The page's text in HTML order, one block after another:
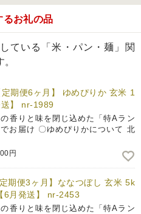
るお礼の品
ている「米・パン・麺」関
期便6ヶ月】 ゆめぴりか 玄米 1
】 nr-1989
香りと味を閉じ込めた「特Aラン
お届け 〇ゆめぴりかについて 北
円
期便3ヶ月】ななつぼし 玄米 5k
6月発送】 nr-2453
香りと味を閉じ込めた「特Aラン